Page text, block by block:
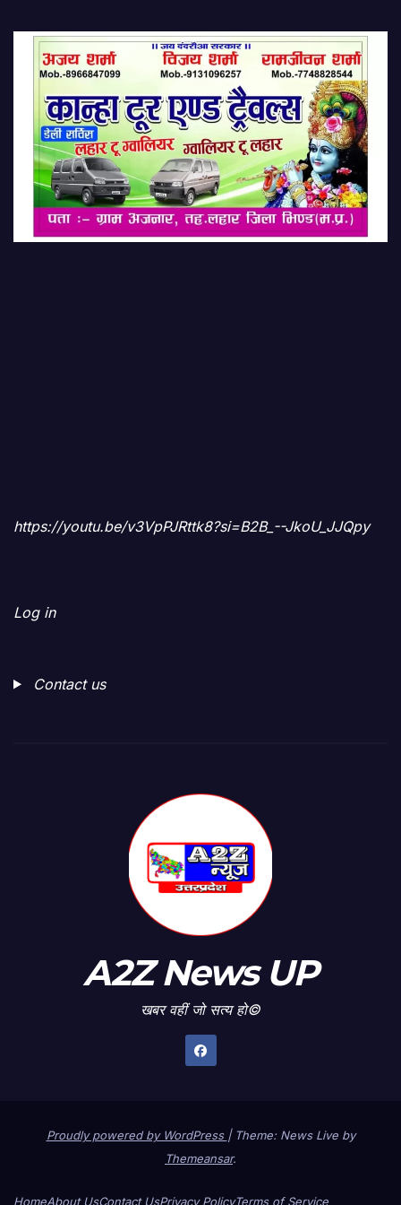
https://youtu.be/v3VpPJRttk8?si=B2B_--JkoU_JJQpy
Log in
Contact us
A2Z News UP
खबर वहीं जो सत्य हो©
Proudly powered by WordPress | Theme: News Live by
Themeansar.
HomeAbout UsContact UsPrivacy PolicyTerms of Service